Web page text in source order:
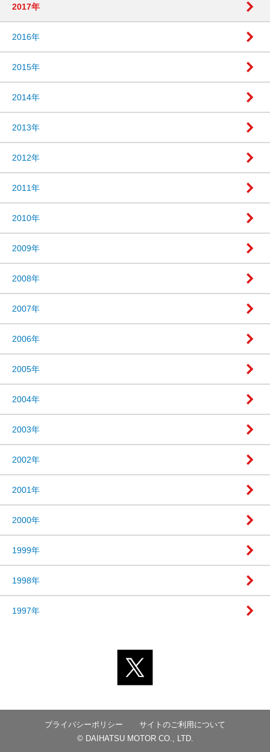
2017年
2016年
2015年
2014年
2013年
2012年
2011年
2010年
2009年
2008年
2007年
2006年
2005年
2004年
2003年
2002年
2001年
2000年
1999年
1998年
1997年
プライバシーポリシー
サイトのご利用について
© DAIHATSU MOTOR CO., LTD.